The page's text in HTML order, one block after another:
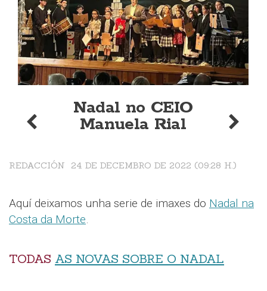
Nadal no CEIO
Manuela Rial
24 DE DECEMBRO DE 2022 (09:28 H.)
REDACCIÓN
Aquí deixamos unha serie de imaxes do Nadal na
Costa da Morte.
TODAS AS NOVAS SOBRE O NADAL